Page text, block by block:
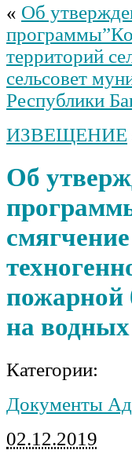
« Об
территорий
сельсовет
Республики
ИЗВЕЩЕНИЕ
Об
пожарной
на водных
Категории:
Документы
02.12.2019